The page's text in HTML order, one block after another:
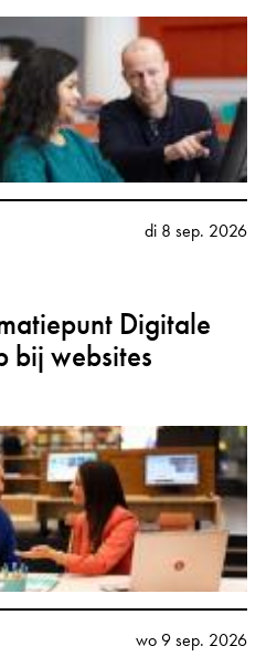
di 8 sep. 2026
Digitale
bij websites
wo 9 sep. 2026